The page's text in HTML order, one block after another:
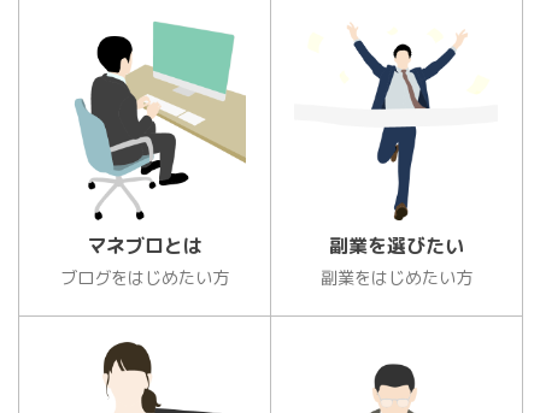
マネブロとは
ブログをはじめたい方
副業を選びたい
副業をはじめたい方